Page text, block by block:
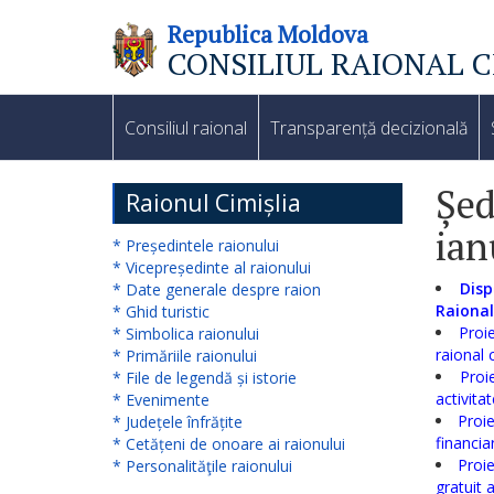
Consiliul
Noutăți
Organigrama
Subdiviziuni
Secretarul
consiliului
raional
Aparatul
Republica Moldova
CONSILIUL RAIONAL
Consiliul raional Transparență decizională
Raionul Cimișlia
* Președintele raionului
* Vicepreședinte al raionului
* Date generale despre raion
* Ghid turistic
* Simbolica raionului
* Primăriile raionului
* File de legendă și istorie
* Evenimente
* Județele înfrățite
* Cetățeni de onoare ai raionului
* Personalităţile raionului
raional
gratuit